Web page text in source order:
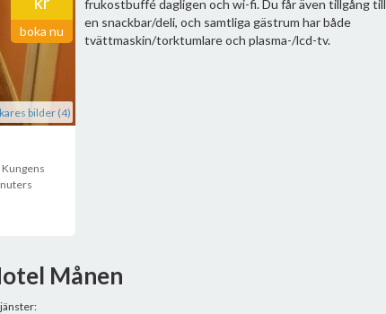
boka nu
bilder (4)
frukostbuffé dagligen och wi-fi. Du får även tillgång till
en snackbar/deli, och samtliga gästrum har både
tvättmaskin/torktumlare och plasma-/lcd-tv.
Månen